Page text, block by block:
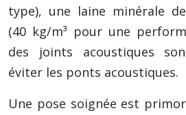
type), une laine minérale
(40 kg/m³ pour une
des joints acoustiques
éviter les ponts acoustiques.
Une pose soignée est